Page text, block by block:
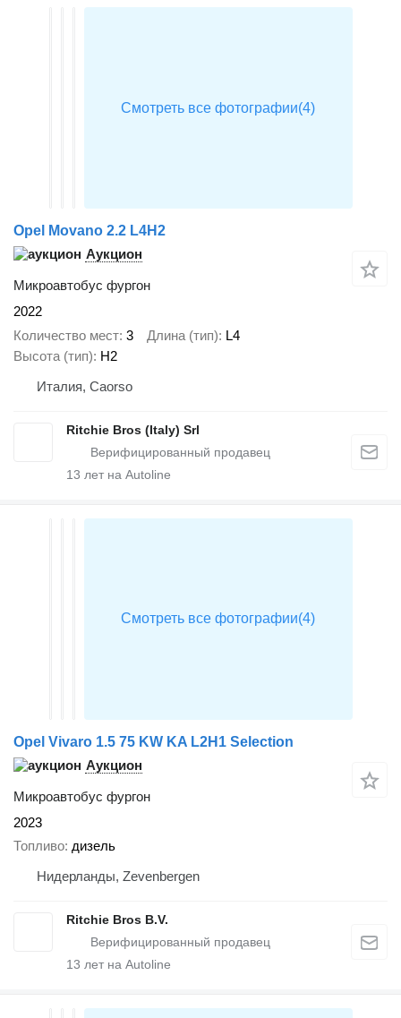
Opel Movano 2.2 L4H2
Аукцион
Микроавтобус фургон
2022
Количество мест 3 Длина (тип) L4
Высота (тип) H2
Италия, Caorso
Ritchie Bros (Italy) Srl
13 лет на Autoline
Opel Vivaro 1.5 75 KW KA L2H1 Selection
Аукцион
Микроавтобус фургон
2023
Топливо дизель
Нидерланды, Zevenbergen
Ritchie Bros B.V.
13 лет на Autoline